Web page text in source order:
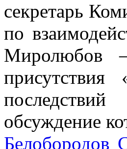
секретарь
по
Миролюбов
обсуждение
Белобородов